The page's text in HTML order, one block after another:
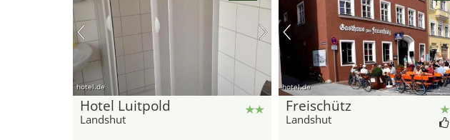
38
hotel.de
Hotel Luitpold
Landshut
hotel.de
Freischütz
Landshut